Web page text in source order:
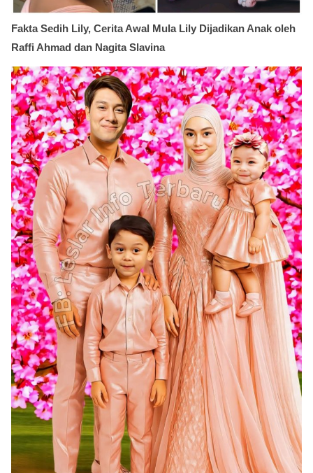
Fakta Sedih Lily, Cerita Awal Mula Lily Dijadikan Anak oleh
Raffi Ahmad dan Nagita Slavina